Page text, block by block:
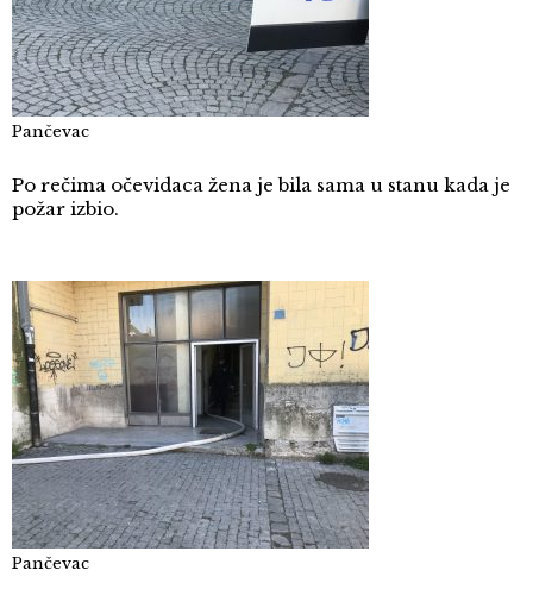
Pančevac
Po rečima očevidaca žena je bila sama u stanu kada je
požar izbio.
Pančevac